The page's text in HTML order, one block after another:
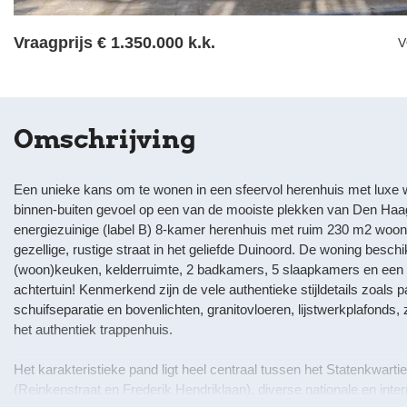
Vraagprijs € 1.350.000 k.k.
Omschrijving
Een unieke kans om te wonen in een sfeervol herenhuis met luxe
binnen-buiten gevoel op een van de mooiste plekken van Den
energiezuinige (label B) 8-kamer herenhuis met ruim 230 m2
gezellige, rustige straat in het geliefde Duinoord. De woning
(woon)keuken, kelderruimte, 2 badkamers, 5 slaapkamers en
achtertuin! Kenmerkend zijn de vele authentieke stijldetails zoals
schuifseparatie en bovenlichten, granitovloeren,
het authentiek trappenhuis.
Het karakteristieke pand ligt heel centraal tussen het
(Reinkenstraat en Frederik Hendriklaan), diverse nationale en